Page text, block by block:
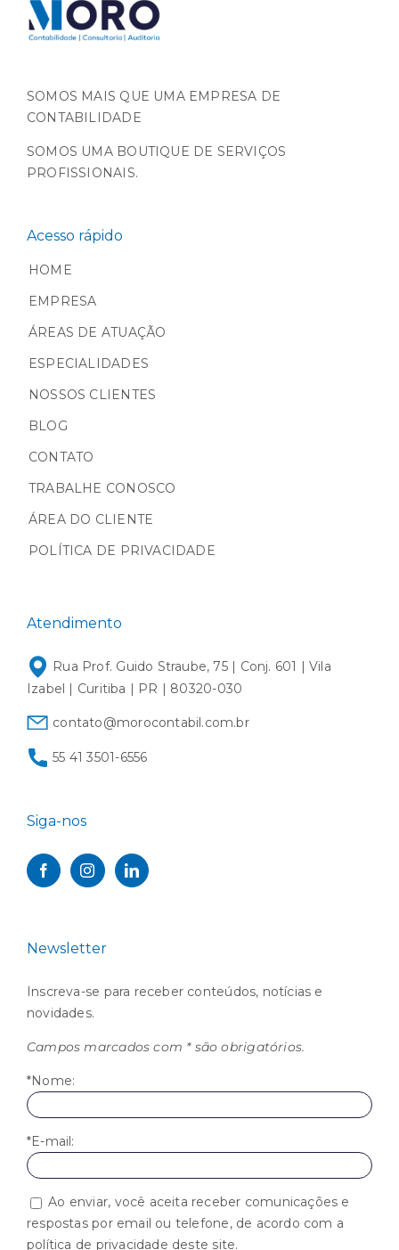
SOMOS MAIS QUE UMA EMPRESA DE
CONTABILIDADE
SOMOS UMA BOUTIQUE DE SERVIÇOS
PROFISSIONAIS.
Acesso rápido
HOME
EMPRESA
ÁREAS DE ATUAÇÃO
ESPECIALIDADES
NOSSOS CLIENTES
BLOG
CONTATO
TRABALHE CONOSCO
ÁREA DO CLIENTE
POLÍTICA DE PRIVACIDADE
Atendimento
Rua Prof. Guido Straube, 75 | Conj. 601 | Vila
Izabel | Curitiba | PR | 80320-030
contato@morocontabil.com.br
55 41 3501-6556
Siga-nos
Newsletter
Inscreva-se para receber conteúdos, notícias e
novidades.
Campos marcados com * são obrigatórios.
*Nome:
*E-mail:
Ao enviar, você aceita receber comunicações e
respostas por email ou telefone, de acordo com a
política de privacidade deste site.